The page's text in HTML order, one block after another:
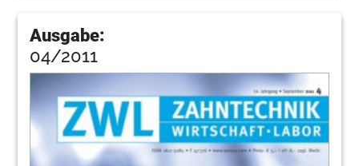
Ausgabe:
04/2011